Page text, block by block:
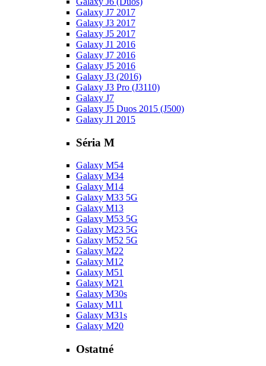
Galaxy J7 2017
Galaxy J3 2017
Galaxy J5 2017
Galaxy J1 2016
Galaxy J7 2016
Galaxy J5 2016
Galaxy J3 (2016)
Galaxy J3 Pro (J3110)
Galaxy J7
Galaxy J5 Duos 2015 (J500)
Galaxy J1 2015
Séria M
Galaxy M54
Galaxy M34
Galaxy M14
Galaxy M33 5G
Galaxy M13
Galaxy M53 5G
Galaxy M23 5G
Galaxy M52 5G
Galaxy M22
Galaxy M12
Galaxy M51
Galaxy M21
Galaxy M30s
Galaxy M11
Galaxy M31s
Galaxy M20
Ostatné